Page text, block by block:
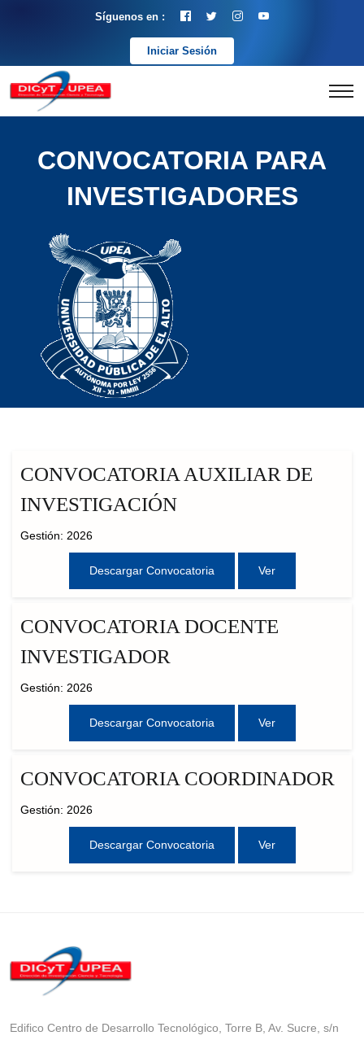
Síguenos en :
Iniciar Sesión
CONVOCATORIA PARA
INVESTIGADORES
CONVOCATORIA AUXILIAR DE
INVESTIGACIÓN
Gestión: 2026
Descargar Convocatoria Ver
CONVOCATORIA DOCENTE
INVESTIGADOR
Gestión: 2026
Descargar Convocatoria Ver
CONVOCATORIA COORDINADOR
Gestión: 2026
Descargar Convocatoria Ver
Edifico Centro de Desarrollo Tecnológico, Torre B, Av. Sucre, s/n